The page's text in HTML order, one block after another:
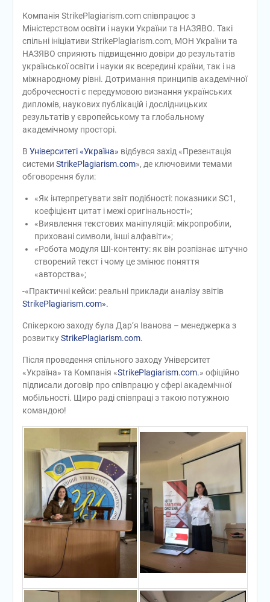
Компанія StrikePlagiarism.com співпрацює з
Міністерством освіти і науки України та НАЗЯВО. Такі
спільні ініціативи StrikePlagiarism.com, МОН України та
НАЗЯВО сприяють підвищенню довіри до результатів
української освіти і науки як всередині країни, так і на
міжнародному рівні. Дотримання принципів академічної
доброчесності є передумовою визнання українських
дипломів, наукових публікацій і дослідницьких
результатів у європейському та глобальному
академічному просторі.
В Університеті «Україна» відбувся захід «Презентація
системи StrikePlagiarism.com», де ключовими темами
обговорення були:
«Як інтерпретувати звіт подібності: показники SC1,
коефіцієнт цитат і межі оригінальності»;
«Виявлення текстових маніпуляцій: мікропробіли,
приховані символи, інші алфавіти»;
«Робота модуля ШI-контенту: як він розпізнає штучно
створений текст і чому це змінює поняття
«авторства»;
-«Практичні кейси: реальні приклади аналізу звітів
StrikePlagiarism.com».
Спікеркою заходу була Дар’я Іванова – менеджерка з
розвиткуStrikePlagiarism.com.
Після проведення спільного заходу Університет
«Україна» та Компанія «StrikePlagiarism.com.» офіційно
підписали договір про співпрацю у сфері академічної
мобільності. Щиро раді співпраці з такою потужною
командою!